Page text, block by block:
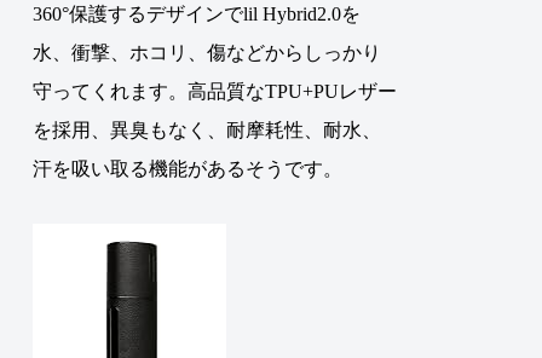
360°保護するデザインでlil Hybrid2.0を
水、衝撃、ホコリ、傷などからしっかり
守ってくれます。高品質なTPU+PUレザー
を採用、異臭もなく、耐摩耗性、耐水、
汗を吸い取る機能があるそうです。